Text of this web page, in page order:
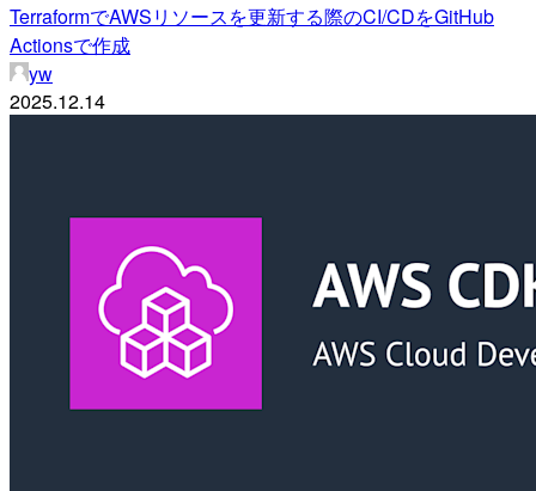
TerraformでAWSリソースを更新する際のCI/CDをGitHub
Actionsで作成
yw
2025.12.14